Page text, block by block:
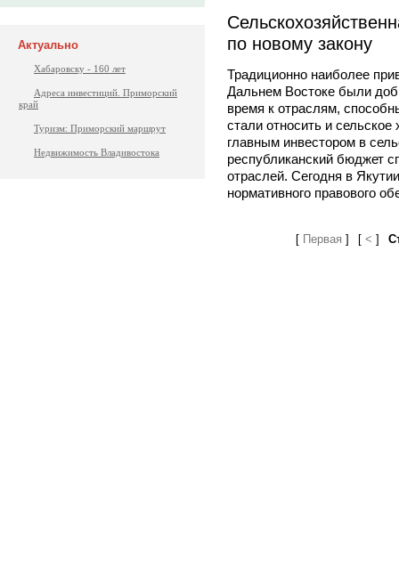
Актуально
Хабаровску - 160 лет
Адреса инвестиций. Приморский
край
Туризм: Приморский маршрут
Недвижимость Владивостока
по новому закону
Традиционно наиболее
Дальнем Востоке были
время к отраслям,
стали относить и
главным инвестором в
республиканский бюджет
отраслей. Сегодня в
нормативного правового
[Первая ] [< ]